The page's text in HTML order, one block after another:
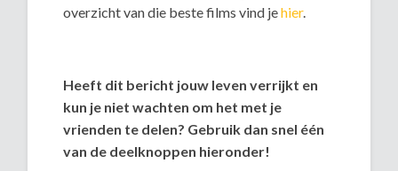
overzicht van die beste films vind jehier.
Heeft dit bericht jouw leven verrijkt en
kun je niet wachten om het met je
vrienden te delen? Gebruik dan snel één
van de deelknoppen hieronder!